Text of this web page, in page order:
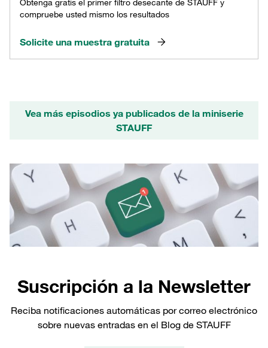
Obtenga gratis el primer filtro desecante de STAUFF y
compruebe usted mismo los resultados
Solicite una muestra gratuita
Vea más episodios ya publicados de la miniserie
STAUFF
Suscripción a la Newsletter
Reciba notificaciones automáticas por correo electrónico
sobre nuevas entradas en el Blog de STAUFF